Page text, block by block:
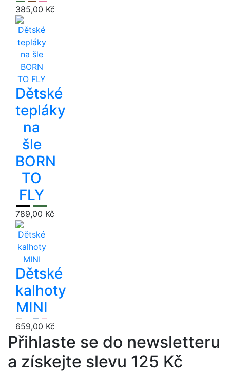
385,00 Kč
Dětské
tepláky
na
šle
BORN
TO
FLY
789,00 Kč
Dětské
kalhoty
MINI
659,00 Kč
Přihlaste se do newsletteru
a získejte slevu 125 Kč